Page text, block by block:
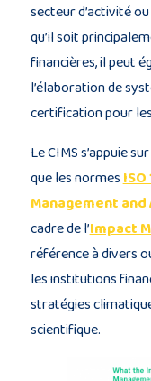
secteur d’activité
qu’il soit
financières, il peut
l’élaboration de
certification pour
Le CIMS s’appuie
que les normes
Management
cadre de l’Impact
référence à divers
les institutions
stratégies
scientifique.